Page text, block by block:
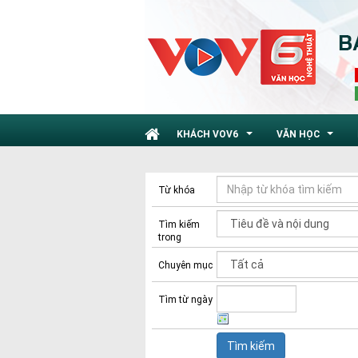
KHÁCH VOV6 VĂN HỌC
Từ khóa
Tìm kiếm
trong
Chuyên mục
Tìm từ ngày